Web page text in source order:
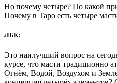
Но почему четыре? По какой
Почему в Таро есть четыре
ЛБК:
Это наилучший вопрос на
курсе, что масти традиционно
Огнём, Водой, Воздухом и